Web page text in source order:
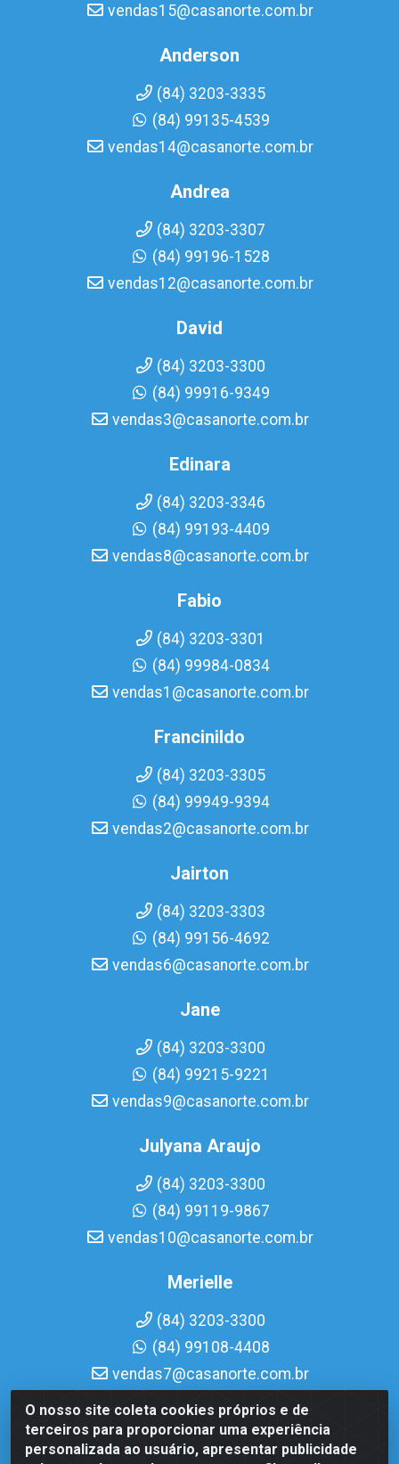
O nosso site coleta cookies próprios e de
terceiros para proporcionar uma experiência
personalizada ao usuário, apresentar publicidade
vendas15@casanorte.com.br
Anderson
(84) 3203-3335
(84) 99135-4539
vendas14@casanorte.com.br
Andrea
(84) 3203-3307
(84) 99196-1528
vendas12@casanorte.com.br
David
(84) 3203-3300
(84) 99916-9349
vendas3@casanorte.com.br
Edinara
(84) 3203-3346
(84) 99193-4409
vendas8@casanorte.com.br
Fabio
(84) 3203-3301
(84) 99984-0834
vendas1@casanorte.com.br
Francinildo
(84) 3203-3305
(84) 99949-9394
vendas2@casanorte.com.br
Jairton
(84) 3203-3303
(84) 99156-4692
vendas6@casanorte.com.br
Jane
(84) 3203-3300
(84) 99215-9221
vendas9@casanorte.com.br
Julyana Araujo
(84) 3203-3300
(84) 99119-9867
vendas10@casanorte.com.br
Merielle
(84) 3203-3300
(84) 99108-4408
vendas7@casanorte.com.br
Casa Norte LTDA - Av. Interventor Mário Câmara, 1815 -
Dix-Sept Rosado, Natal/RN - CEP 59054-600 - CNPJ
08.713.513/0001-51